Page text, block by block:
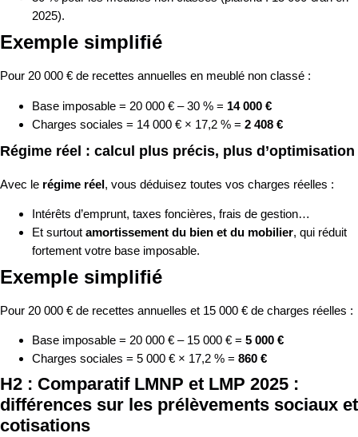
2025).
Exemple simplifié
Pour 20 000 € de recettes annuelles en meublé non classé :
Base imposable = 20 000 € – 30 % = 14 000 €
Charges sociales = 14 000 € × 17,2 % = 2 408 €
Régime réel : calcul plus précis, plus d’optimisation
Avec le régime réel, vous déduisez toutes vos charges réelles :
Intérêts d’emprunt, taxes foncières, frais de gestion…
Et surtout amortissement du bien et du mobilier, qui réduit
fortement votre base imposable.
Exemple simplifié
Pour 20 000 € de recettes annuelles et 15 000 € de charges réelles :
Base imposable = 20 000 € – 15 000 € = 5 000 €
Charges sociales = 5 000 € × 17,2 % = 860 €
H2 : Comparatif LMNP et LMP 2025 :
différences sur les prélèvements sociaux et
cotisations